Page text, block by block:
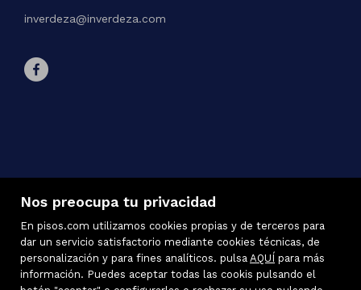
Nos preocupa tu privacidad
En pisos.com utilizamos cookies propias y de terceros para
dar un servicio satisfactorio mediante cookies técnicas, de
personalización y para fines analíticos. pulsa AQUÍ para más
información. Puedes aceptar todas las cookis pulsando el
inverdeza@inverdeza.com
Inmuebles destacados